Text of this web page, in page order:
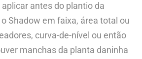
antes do plantio da
Shadow em faixa, área total ou
curva-de-nível ou então
manchas da planta daninha